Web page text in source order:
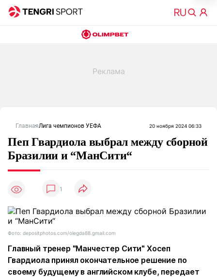
ГлавнаяЛига чемпионов УЕФА 20 ноября 2024 06:33
Пеп Гвардиола выбрал между сборной
Бразилии и “МанСити“
1
Фото: depositphotos.com/olegda88.gmail.com
Главный тренер "Манчестер Сити" Хосеп
Гвардиола принял окончательное решение по
своему будущему в английском клубе, передает